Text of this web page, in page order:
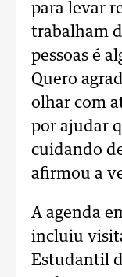
para levar
trabalham
pessoas é
Quero
olhar com
por ajudar
cuidando
afirmou a
A agenda
incluiu
Estudantil